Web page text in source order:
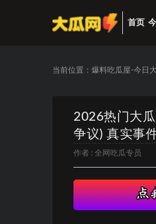
首页
当前位置： 爆料吃瓜屋-今日
2026热门大
争议) 真实事
作者 : 全网吃瓜专员